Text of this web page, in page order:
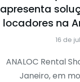
apresenta
locadores na
16 de
ANALOC Rental
Janeiro, em